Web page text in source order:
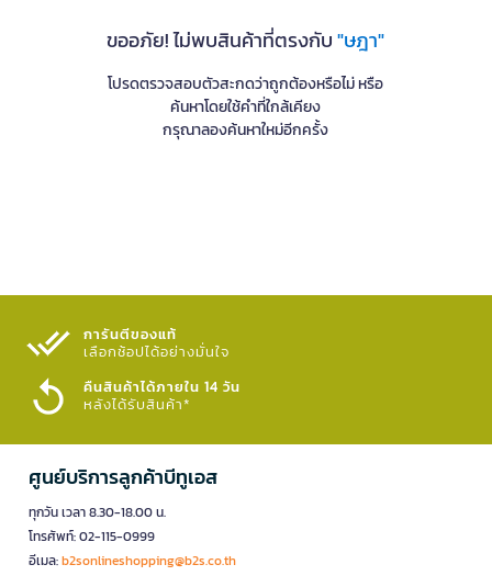
ขออภัย! ไม่พบสินค้าที่ตรงกับ"ษฎา"
โปรดตรวจสอบตัวสะกดว่าถูกต้องหรือไม่ หรือ
ค้นหาโดยใช้คำที่ใกล้เคียง
กรุณาลองค้นหาใหม่อีกครั้ง
การันตีของแท้
เลือกช้อปได้อย่างมั่นใจ​
คืนสินค้าได้ภายใน 14 วัน
หลังได้รับสินค้า*
ศูนย์บริการลูกค้าบีทูเอส
ทุกวัน เวลา 8.30-18.00 น.
โทรศัพท์: 02-115-0999
อีเมล:b2sonlineshopping@b2s.co.th